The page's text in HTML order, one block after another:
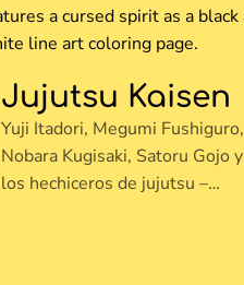
Jujutsu Kaisen
Yuji Itadori, Megumi Fushiguro,
Nobara Kugisaki, Satoru Gojo y
los hechiceros de jujutsu –